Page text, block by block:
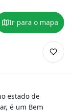
Ir para o mapa
estado de
é um Bem